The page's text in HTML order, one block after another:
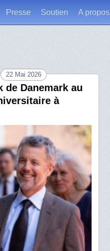
Presse Soutien A propos
22 Mai 2026
de Danemark au
à